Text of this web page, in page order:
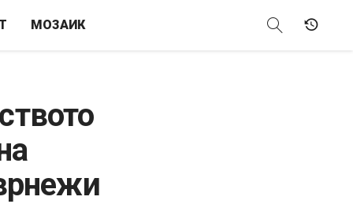
МОЗАИК